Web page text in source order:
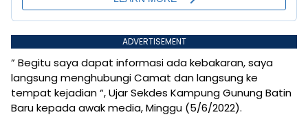
ADVERTISEMENT
” Begitu saya dapat informasi ada kebakaran, saya
langsung menghubungi Camat dan langsung ke
tempat kejadian “, Ujar Sekdes Kampung Gunung Batin
Baru kepada awak media, Minggu (5/6/2022).